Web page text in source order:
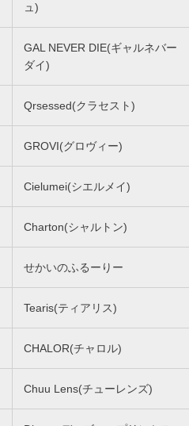
ュ)
GAL NEVER DIE(ギャルネバー
ダイ)
Qrsessed(クラセスト)
GROVI(グロヴィー)
Cielumei(シエルメイ)
Charton(シャルトン)
せかいのふるーりー
Tearis(ティアリス)
CHALOR(チャロル)
Chuu Lens(チューレンズ)